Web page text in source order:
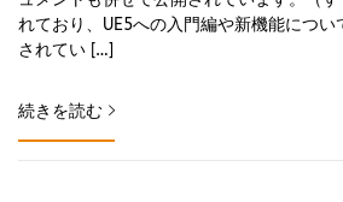
れており、UE5への入門編や新機能につい
されてい […]
続きを読む